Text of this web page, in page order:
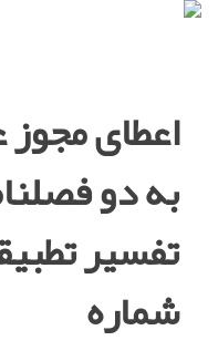
اعطای
به دو
تفسیر
شماره